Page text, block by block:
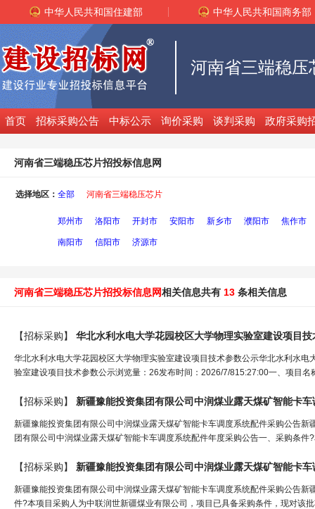
中华人民共和国住建部 中华人民共和国商务部
河南省三端稳压
首页 招标采购公告 中标公示 询价采购 谈判采购 政府采购
河南省三端稳压芯片招投标信息网
选择地区： 全部 河南省三端稳压芯片
郑州市 洛阳市 开封市 安阳市 新乡市 濮阳市 焦作市
南阳市 信阳市 济源市
河南省三端稳压芯片招投标信息网相关信息共有 13 条相关信息
【招标采购】 华北水利水电大学花园校区大学物理实验室建设项目
华北水利水电大学花园校区大学物理实验室建设项目技术参数公示华北水利水
验室建设项目技术参数公示浏览量：26发布时间：2026/7/815:27:00一、项目
【招标采购】 新疆豫能投资集团有限公司中润煤业露天煤矿智能卡
新疆豫能投资集团有限公司中润煤业露天煤矿智能卡车调度系统配件采购公告
团有限公司中润煤业露天煤矿智能卡车调度系统配件年度采购公告一、采购条件
【招标采购】 新疆豫能投资集团有限公司中润煤业露天煤矿智能卡
新疆豫能投资集团有限公司中润煤业露天煤矿智能卡车调度系统配件采购公告
件?本项目采购人为中联润世新疆煤业有限公司，项目已具备采购条件，现对该